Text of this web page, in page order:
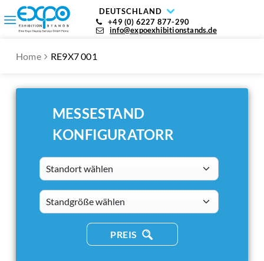
DEUTSCHLAND
+49 (0) 6227 877-290
info@expoexhibitionstands.de
Home RE9X7 001
MESSESTAND
KONFIGURATORR
Standort wählen
standsizes
PREIS